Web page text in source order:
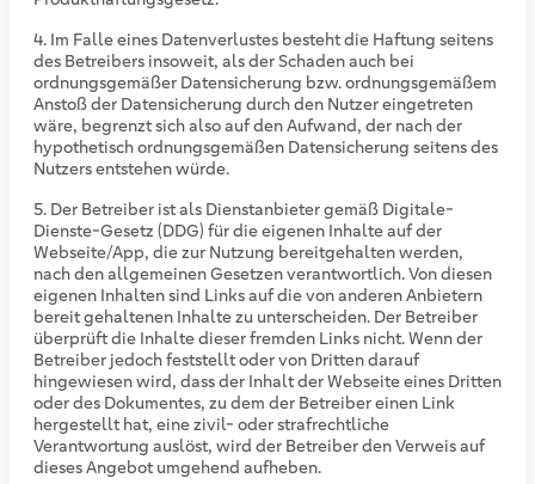
Im Falle eines Datenverlustes besteht die Haftung seitens
des Betreibers insoweit, als der Schaden auch bei
ordnungsgemäßer Datensicherung bzw. ordnungsgemäßem
Anstoß der Datensicherung durch den Nutzer eingetreten
wäre, begrenzt sich also auf den Aufwand, der nach der
hypothetisch ordnungsgemäßen Datensicherung seitens des
Nutzers entstehen würde.
Der Betreiber ist als Dienstanbieter gemäß Digitale-
Dienste-Gesetz (DDG) für die eigenen Inhalte auf der
Webseite/App, die zur Nutzung bereitgehalten werden,
nach den allgemeinen Gesetzen verantwortlich. Von diesen
eigenen Inhalten sind Links auf die von anderen Anbietern
bereit gehaltenen Inhalte zu unterscheiden. Der Betreiber
überprüft die Inhalte dieser fremden Links nicht. Wenn der
Betreiber jedoch feststellt oder von Dritten darauf
hingewiesen wird, dass der Inhalt der Webseite eines Dritten
oder des Dokumentes, zu dem der Betreiber einen Link
hergestellt hat, eine zivil- oder strafrechtliche
Verantwortung auslöst, wird der Betreiber den Verweis auf
dieses Angebot umgehend aufheben.